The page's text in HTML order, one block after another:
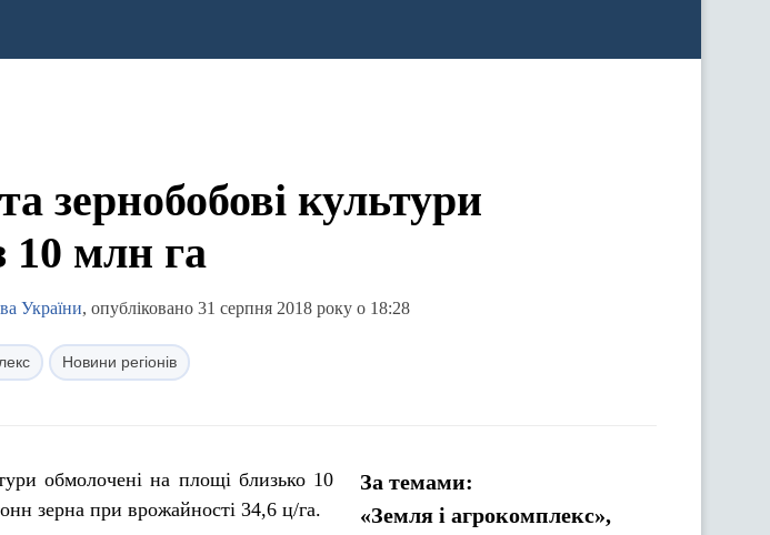
зернобобові культури
10 млн га
України, опубліковано 31 серпня 2018 року о 18:28
Новини регіонів
обмолочені на площі близько 10
зерна при врожайності 34,6 ц/га.
За темами:
«Земля і агрокомплекс»,